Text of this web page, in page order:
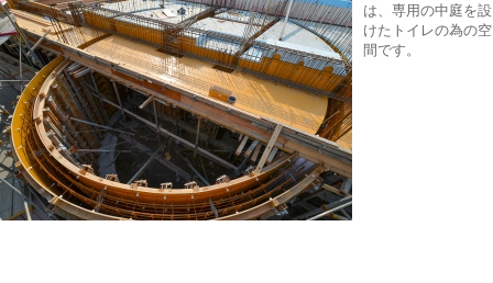
は、専用の中庭を設
けたトイレの為の空
間です。